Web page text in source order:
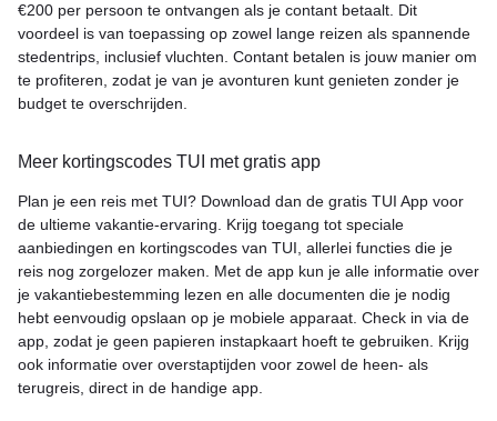
€200 per persoon te ontvangen als je contant betaalt. Dit
voordeel is van toepassing op zowel lange reizen als spannende
stedentrips, inclusief vluchten. Contant betalen is jouw manier om
te profiteren, zodat je van je avonturen kunt genieten zonder je
budget te overschrijden.
Meer kortingscodes TUI met gratis app
Plan je een reis met TUI? Download dan de gratis TUI App voor
de ultieme vakantie-ervaring. Krijg toegang tot speciale
aanbiedingen en kortingscodes van TUI, allerlei functies die je
reis nog zorgelozer maken. Met de app kun je alle informatie over
je vakantiebestemming lezen en alle documenten die je nodig
hebt eenvoudig opslaan op je mobiele apparaat. Check in via de
app, zodat je geen papieren instapkaart hoeft te gebruiken. Krijg
ook informatie over overstaptijden voor zowel de heen- als
terugreis, direct in de handige app.